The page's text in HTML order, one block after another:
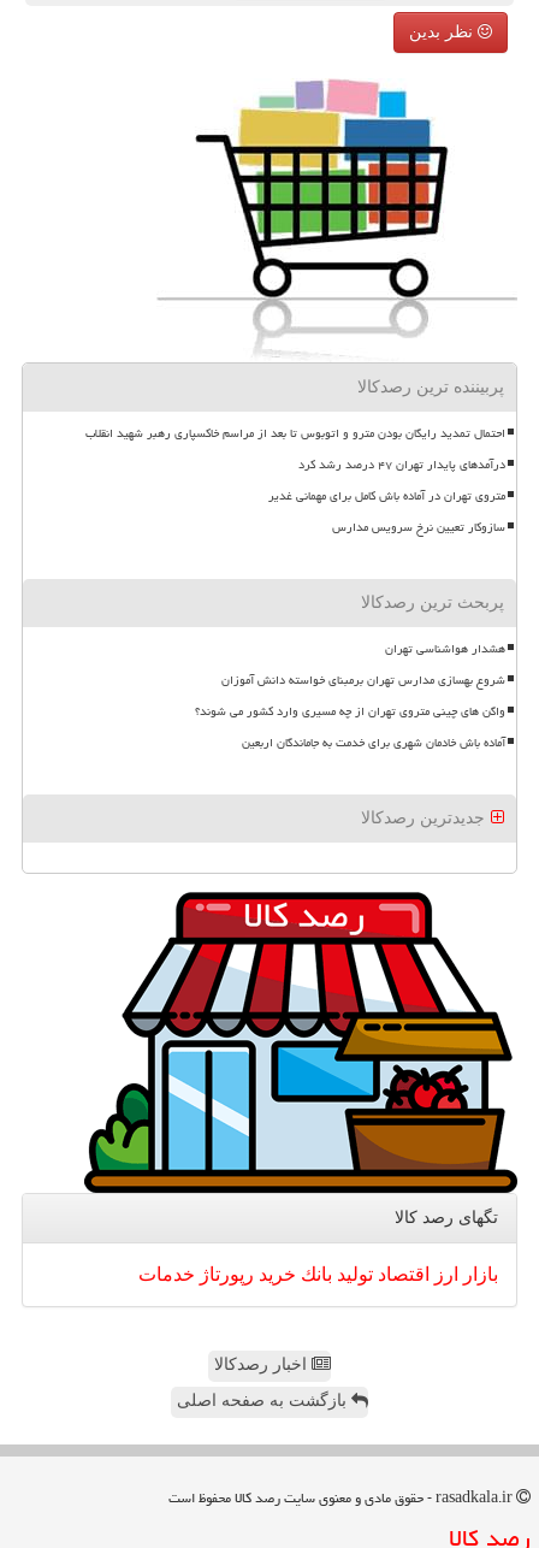
نظر بدین
پربیننده ترین رصدکالا
احتمال تمدید رایگان بودن مترو و اتوبوس تا بعد از مراسم خاکسپاری رهبر شهید انقلاب
درآمدهای پایدار تهران ۴۷ درصد رشد کرد
متروی تهران در آماده باش کامل برای مهمانی غدیر
سازوکار تعیین نرخ سرویس مدارس
پربحث ترین رصدکالا
هشدار هواشناسی تهران
شروع بهسازی مدارس تهران برمبنای خواسته دانش آموزان
واگن های چینی متروی تهران از چه مسیری وارد کشور می شوند؟
آماده باش خادمان شهری برای خدمت به جاماندگان اربعین
جدیدترین رصدکالا
تگهای رصد كالا
بازار ارز اقتصاد تولید بانك خرید رپورتاژ خدمات
اخبار رصدکالا
بازگشت به صفحه اصلی
رصد كالا